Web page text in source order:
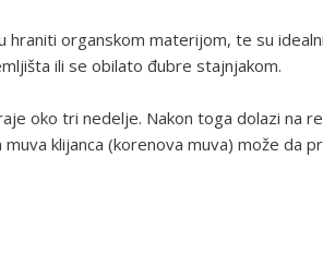
hraniti organskom materijom, te su
ili se obilato đubre stajnjakom.
oko tri nedelje. Nakon toga dolazi na
klijanca (korenova muva) može da